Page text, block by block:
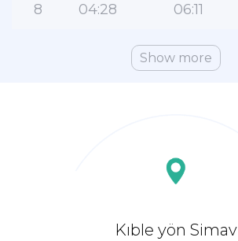
8 04:28 06:11
Show more
Kıble yön Simav